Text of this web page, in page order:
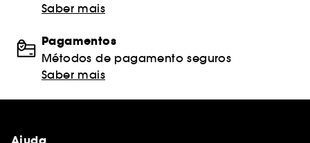
Saber mais
Pagamentos
Métodos de pagamento seguros
Saber mais